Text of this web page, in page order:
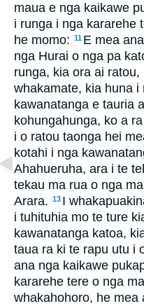
maua e nga kaikawe
i runga i nga kararehe
he momo: 11 E mea
nga Hurai o nga pa
runga, kia ora ai
whakamate, kia huna
kawanatanga e tauria
kohungahunga, ko a
i o ratou taonga hei
kotahi i nga
Ahahueruha, ara i te
tekau ma rua o nga
Arara. 13 I
i tuhituhia mo te ture
kawanatanga katoa,
taua ra ki te rapu utu i
ana nga kaikawe
kararehe tere o nga
whakahohoro, he mea